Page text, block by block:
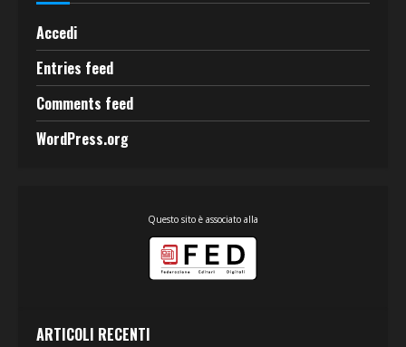
Accedi
Entries feed
Comments feed
WordPress.org
Questo sito è associato alla
ARTICOLI RECENTI